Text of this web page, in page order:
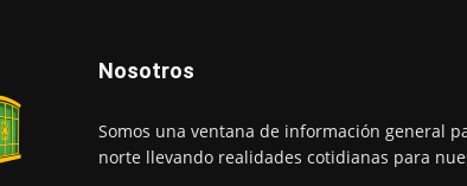
Nosotros
Somos una ventana de información general
norte llevando realidades cotidianas para